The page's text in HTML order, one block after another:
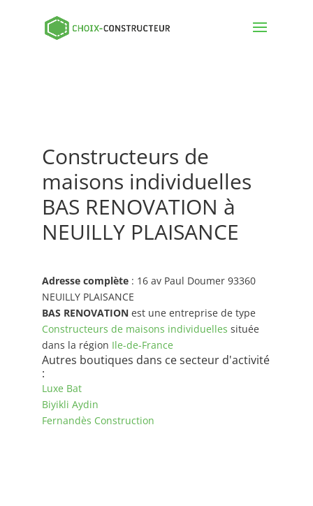
Constructeurs de
maisons individuelles
BAS RENOVATION à
NEUILLY PLAISANCE
Adresse complète: 16 av Paul Doumer 93360
NEUILLY PLAISANCE
BAS RENOVATIONest une entreprise de type
Constructeurs de maisons individuelles située
dans la région Ile-de-France
Autres boutiques dans ce secteur d'activité
:
Luxe Bat
Biyikli Aydin
Fernandès Construction